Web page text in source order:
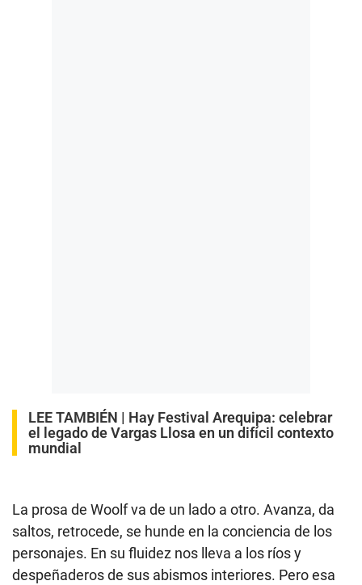
LEE TAMBIÉN | Hay Festival Arequipa: celebrar
el legado de Vargas Llosa en un difícil contexto
mundial
La prosa de Woolf va de un lado a otro. Avanza, da
saltos, retrocede, se hunde en la conciencia de los
personajes. En su fluidez nos lleva a los ríos y
despeñaderos de sus abismos interiores. Pero esa